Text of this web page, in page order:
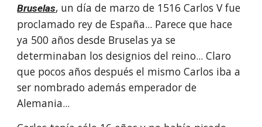
Bruselas, un día de marzo de 1516 Carlos V fue
proclamado rey de España... Parece que hace
ya 500 años desde Bruselas ya se
determinaban los designios del reino... Claro
que pocos años después el mismo Carlos iba a
ser nombrado además emperador de
Alemania...